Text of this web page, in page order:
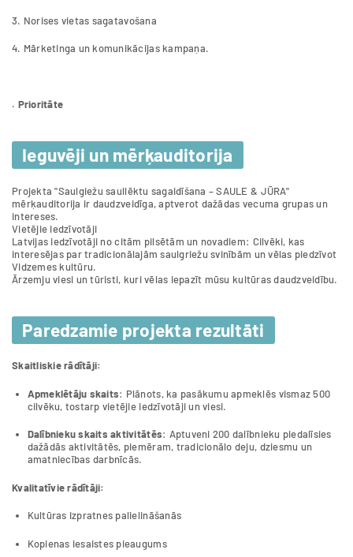
3. Norises vietas sagatavošana
4. Mārketinga un komunikācijas kampaņa.
. Prioritāte
Ieguvēji un mērķauditorija
​Projekta "Saulgiežu saullēktu sagaidīšana – SAULE & JŪRA"
mērķauditorija ir daudzveidīga, aptverot dažādas vecuma grupas un
intereses.
Vietējie iedzīvotāji
Latvijas iedzīvotāji no citām pilsētām un novadiem: Cilvēki, kas
interesējas par tradicionālajām saulgriežu svinībām un vēlas piedzīvot
Vidzemes kultūru.​
Ārzemju viesi un tūristi, kuri vēlas iepazīt mūsu kultūras daudzveidību.
Paredzamie projekta rezultāti
Skaitliskie rādītāji:
Apmeklētāju skaits: Plānots, ka pasākumu apmeklēs vismaz 500
cilvēku, tostarp vietējie iedzīvotāji un viesi.​
Dalībnieku skaits aktivitātēs: Aptuveni 200 dalībnieku piedalīsies
dažādās aktivitātēs, piemēram, tradicionālo deju, dziesmu un
amatniecības darbnīcās.
Kvalitatīvie rādītāji:
Kultūras izpratnes palielināšanās
Kopienas iesaistes pieaugums